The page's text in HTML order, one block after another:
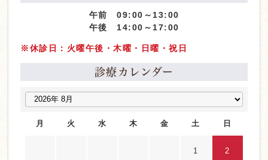
午前 09:00～13:00
午後 14:00～17:00
※休診日：火曜午後・木曜・日曜・祝日
診療カレンダー
月 火 水 木 金 土 日
1 2